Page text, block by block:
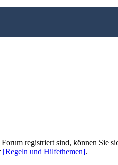
registriert sind, können Sie
[Regeln und Hilfethemen].